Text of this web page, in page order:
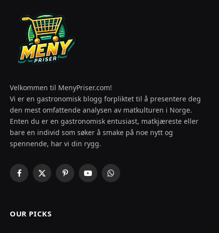
Velkommen til MenyPriser.com!
Vi er en gastronomisk blogg forpliktet til å presentere deg
den mest omfattende analysen av matkulturen i Norge.
Enten du er en gastronomisk entusiast, matkjæreste eller
bare en individ som søker å smake på noe nytt og
spennende, har vi din rygg.
Facebook
X
PinterestYouTubeWhatsApp
OUR PICKS